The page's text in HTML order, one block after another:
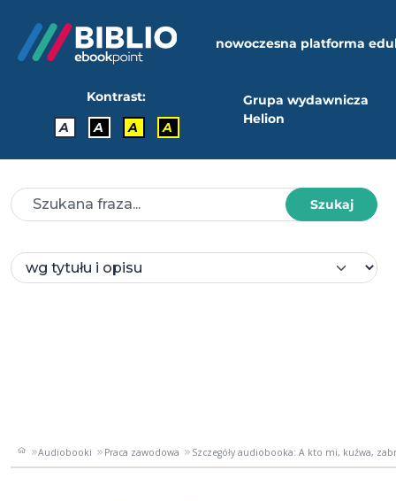
nowoczesna platforma
Kontrast:
A
A A A
Grupa wydawnicza
Helion
Szukaj
Audiobooki Praca zawodowa Szczegóły audiobooka: A kto mi, kuźwa,